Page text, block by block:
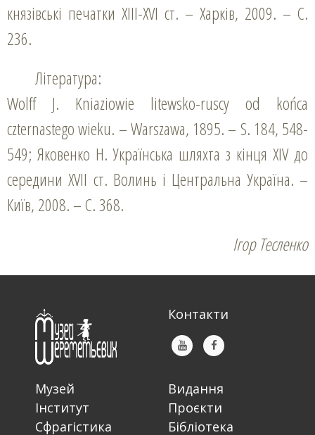
князівські печатки XIII-XVI ст. – Харків, 2009. – С.
236.
Література:
Wolff J. Kniaziowie litewsko-ruscy od końca
czternastego wieku. – Warszawa, 1895. – S. 184, 548-
549; Яковенко Н. Українська шляхта з кінця XIV до
середини XVII ст. Волинь і Центральна Україна. –
Київ, 2008. – С. 368.
Ігор Тесленко
Контакти
Музей
Інститут
Сфрагістика
Видання
Проєкти
Бібліотека